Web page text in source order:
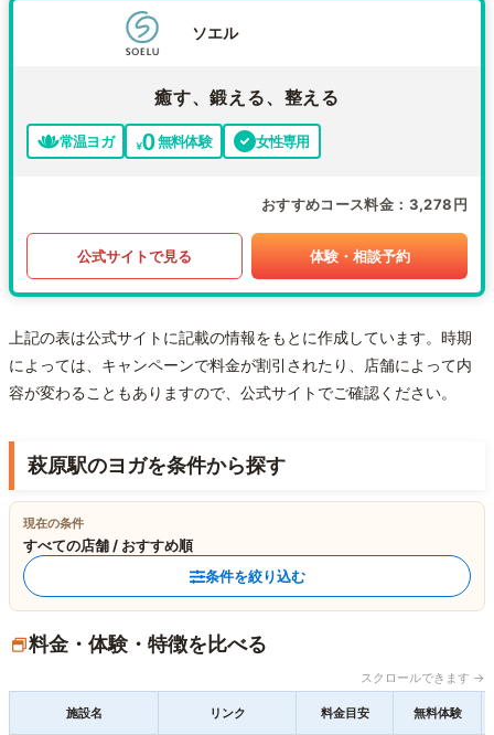
ソエル
癒す、鍛える、整える
常温ヨガ 無料体験 女性専用
おすすめコース料金 3,278円
公式サイトで見る 体験・相談予約
上記の表は公式サイトに記載の情報をもとに作成しています。時期
によっては、キャンペーンで料金が割引されたり、店舗によって内
容が変わることもありますので、公式サイトでご確認ください。
萩原駅のヨガを条件から探す
現在の条件
すべての店舗 / おすすめ順
条件を絞り込む
料金・体験・特徴を比べる
スクロールできます →
施設名 リンク 料金目安 無料体験